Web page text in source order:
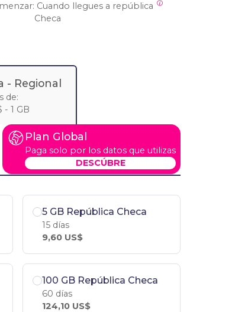
Checa
- Regional
de:
- 1 GB
Plan Global
Paga solo por los datos que utilizas
DESCÚBRE
5 GB República Checa
15 días
9,60 US$
100 GB República Checa
60 días
124,10 US$